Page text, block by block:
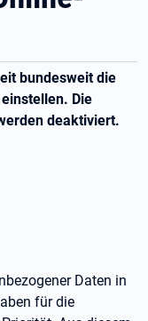
bundesweit die
Die
deaktiviert.
Daten in
für die